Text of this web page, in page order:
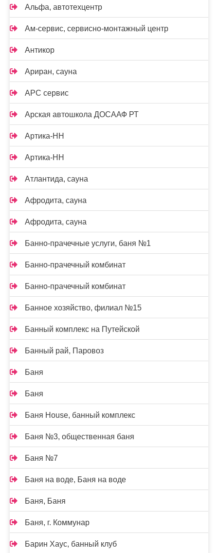
Альфа, автотехцентр
Ам-сервис, сервисно-монтажный центр
Антикор
Ариран, сауна
АРС сервис
Арская автошкола ДОСААФ РТ
Артика-НН
Артика-НН
Атлантида, сауна
Афродита, сауна
Афродита, сауна
Банно-прачечные услуги, баня №1
Банно-прачечный комбинат
Банно-прачечный комбинат
Банное хозяйство, филиал №15
Банный комплекс на Путейской
Банный рай, Паровоз
Баня
Баня
Баня House, банный комплекс
Баня №3, общественная баня
Баня №7
Баня на воде, Баня на воде
Баня, Баня
Баня, г. Коммунар
Барин Хаус, банный клуб